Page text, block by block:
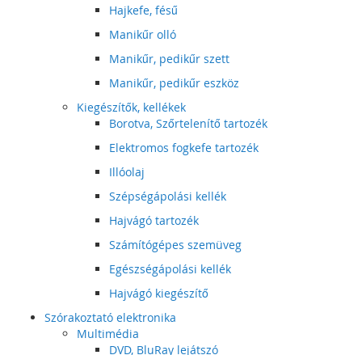
Hajkefe, fésű
Manikűr olló
Manikűr, pedikűr szett
Manikűr, pedikűr eszköz
Kiegészítők, kellékek
Borotva, Szőrtelenítő tartozék
Elektromos fogkefe tartozék
Illóolaj
Szépségápolási kellék
Hajvágó tartozék
Számítógépes szemüveg
Egészségápolási kellék
Hajvágó kiegészítő
Szórakoztató elektronika
Multimédia
DVD, BluRay lejátszó